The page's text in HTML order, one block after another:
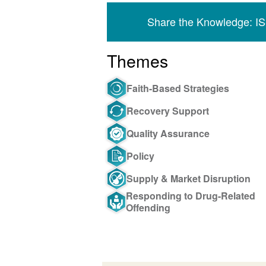
Share the Knowledge:
Themes
Faith-Based Strategies
Recovery Support
Quality Assurance
Policy
Supply & Market Disruption
Responding to Drug-Related
Offending